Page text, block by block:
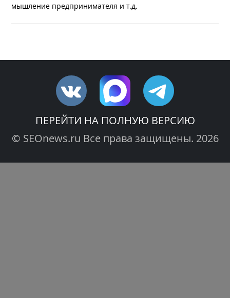
мышление предпринимателя и т.д.
ПЕРЕЙТИ НА ПОЛНУЮ ВЕРСИЮ
© SEOnews.ru Все права защищены. 2026